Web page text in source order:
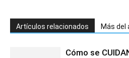
Artículos relacionados Más del
Cómo se